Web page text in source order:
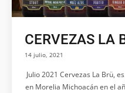
CERVEZAS LA
14 julio, 2021
Julio 2021 Cervezas La Brü,
en Morelia Michoacán en el